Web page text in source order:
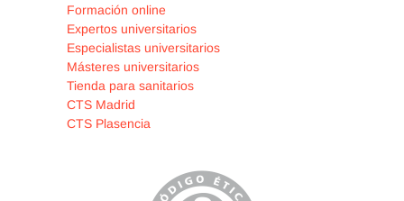
Formación online
Expertos universitarios
Especialistas universitarios
Másteres universitarios
Tienda para sanitarios
CTS Madrid
CTS Plasencia